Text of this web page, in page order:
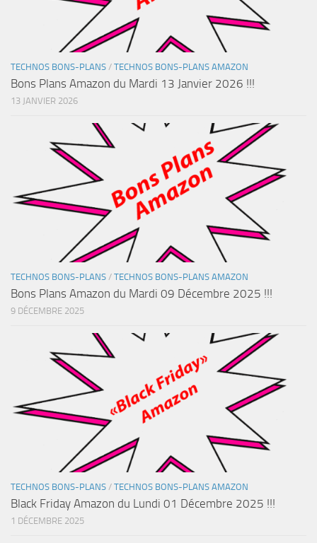
TECHNOS BONS-PLANS / TECHNOS BONS-PLANS AMAZON
Bons Plans Amazon du Mardi 13 Janvier 2026 !!!
13 JANVIER 2026
TECHNOS BONS-PLANS / TECHNOS BONS-PLANS AMAZON
Bons Plans Amazon du Mardi 09 Décembre 2025 !!!
9 DÉCEMBRE 2025
TECHNOS BONS-PLANS / TECHNOS BONS-PLANS AMAZON
Black Friday Amazon du Lundi 01 Décembre 2025 !!!
1 DÉCEMBRE 2025